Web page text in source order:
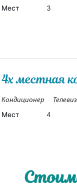
Мест 3
4х местная
Кондиционер
Мест 4